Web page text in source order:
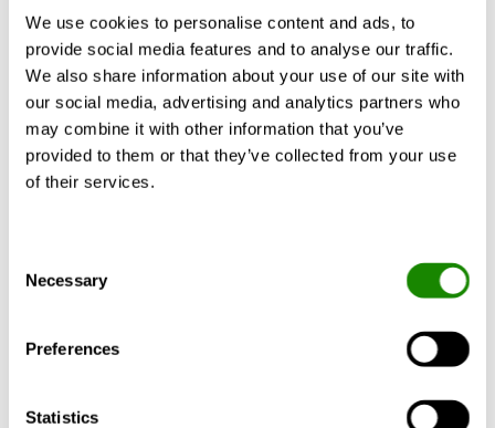
We use cookies to personalise content and ads, to
provide social media features and to analyse our traffic.
We also share information about your use of our site with
our social media, advertising and analytics partners who
may combine it with other information that you’ve
provided to them or that they’ve collected from your use
of their services.
Selection
Necessary
Preferences
Statistics
DATATECH
BTD PFW
Datakjøleaggregat
med separat
vifteseksjon under
opphøyd
installasjonsgulv, 70-260
DATATECH
BTD Sky R7
Kondensorer som
specifikt konstruerats
för IT-applikationer:
ökad kännbar effekt,
effektivitet,